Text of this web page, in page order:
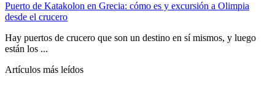
Puerto de Katakolon en Grecia: cómo es y excursión a Olimpia
desde el crucero
Hay puertos de crucero que son un destino en sí mismos, y luego
están los ...
Artículos más leídos